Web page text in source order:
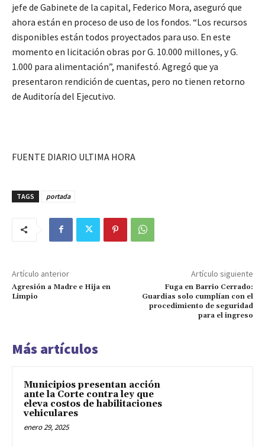
jefe de Gabinete de la capital, Federico Mora, aseguró que
ahora están en proceso de uso de los fondos. “Los recursos
disponibles están todos proyectados para uso. En este
momento en licitación obras por G. 10.000 millones, y G.
1.000 para alimentación”, manifestó. Agregó que ya
presentaron rendición de cuentas, pero no tienen retorno
de Auditoría del Ejecutivo.
FUENTE DIARIO ULTIMA HORA
TAGS portada
Artículo anterior
Agresión a Madre e Hija en
Limpio
Artículo siguiente
Fuga en Barrio Cerrado:
Guardias solo cumplían con el
procedimiento de seguridad
para el ingreso
Más artículos
Municipios presentan acción
ante la Corte contra ley que
eleva costos de habilitaciones
vehiculares
enero 29, 2025